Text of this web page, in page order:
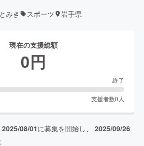
みき スポーツ 岩手県
現在の支援総額
0円
終了
支援者数0 人
2025/08/01に募集を開始し、 2025/09/26